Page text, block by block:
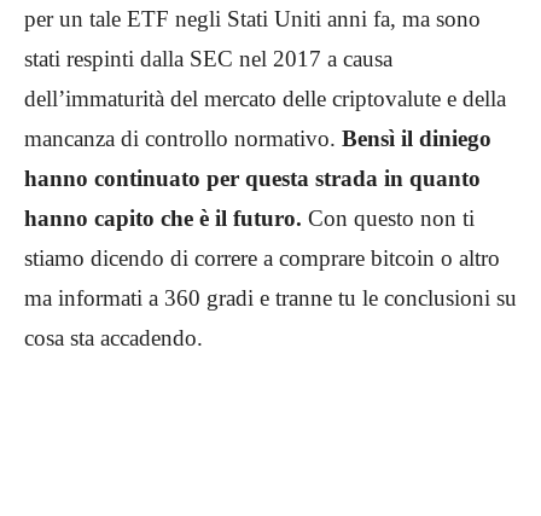
per un tale ETF negli Stati Uniti anni fa, ma sono
stati respinti dalla SEC nel 2017 a causa
dell’immaturità del mercato delle criptovalute e della
mancanza di controllo normativo. Bensì il diniego
hanno continuato per questa strada in quanto
hanno capito che è il futuro. Con questo non ti
stiamo dicendo di correre a comprare bitcoin o altro
ma informati a 360 gradi e tranne tu le conclusioni su
cosa sta accadendo.